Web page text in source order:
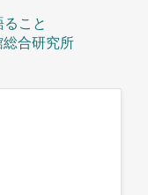
こと
総合研究所